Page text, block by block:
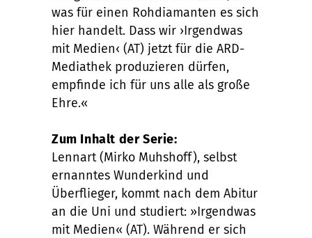
was für einen Rohdiamanten es sich
hier handelt. Dass wir ›Irgendwas
mit Medien‹ (AT) jetzt für die ARD-
Mediathek produzieren dürfen,
empfinde ich für uns alle als große
Ehre.«
Zum Inhalt der Serie:
Lennart (Mirko Muhshoff), selbst
ernanntes Wunderkind und
Überflieger, kommt nach dem Abitur
an die Uni und studiert: »Irgendwas
mit Medien« (AT). Während er sich